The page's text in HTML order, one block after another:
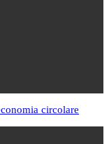
circolare